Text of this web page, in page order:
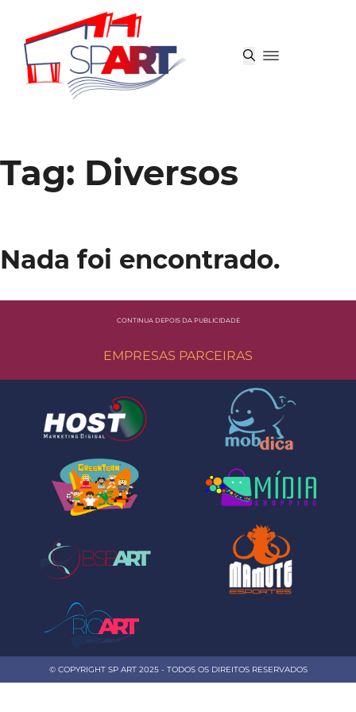
Tag: Diversos
Nada foi encontrado.
CONTINUA DEPOIS DA PUBLICIDADE
EMPRESAS PARCEIRAS
© COPYRIGHT SP ART 2025 - TODOS OS DIREITOS RESERVADOS